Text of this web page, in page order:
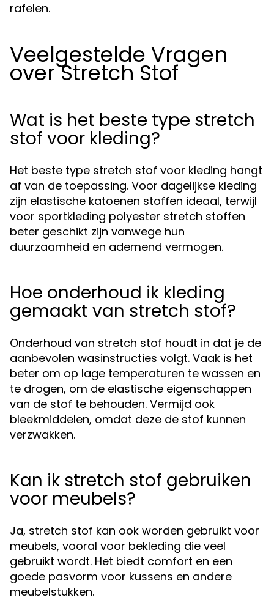
rafelen.
Veelgestelde Vragen
over Stretch Stof
Wat is het beste type stretch
stof voor kleding?
Het beste type stretch stof voor kleding hangt
af van de toepassing. Voor dagelijkse kleding
zijn elastische katoenen stoffen ideaal, terwijl
voor sportkleding polyester stretch stoffen
beter geschikt zijn vanwege hun
duurzaamheid en ademend vermogen.
Hoe onderhoud ik kleding
gemaakt van stretch stof?
Onderhoud van stretch stof houdt in dat je de
aanbevolen wasinstructies volgt. Vaak is het
beter om op lage temperaturen te wassen en
te drogen, om de elastische eigenschappen
van de stof te behouden. Vermijd ook
bleekmiddelen, omdat deze de stof kunnen
verzwakken.
Kan ik stretch stof gebruiken
voor meubels?
Ja, stretch stof kan ook worden gebruikt voor
meubels, vooral voor bekleding die veel
gebruikt wordt. Het biedt comfort en een
goede pasvorm voor kussens en andere
meubelstukken.